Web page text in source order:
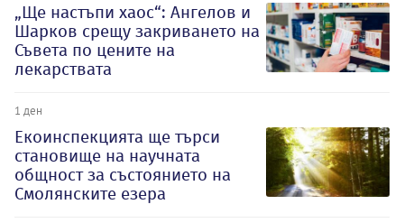
„Ще настъпи хаос“: Ангелов и
Шарков срещу закриването на
Съвета по цените на
лекарствата
1 ден
Екоинспекцията ще търси
становище на научната
общност за състоянието на
Смолянските езера